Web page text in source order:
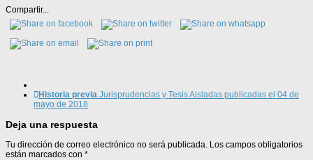
Compartir...
Historia previa Jurisprudencias y Tesis Aisladas publicadas el 04 de
mayo de 2018
Deja una respuesta
Tu dirección de correo electrónico no será publicada. Los campos obligatorios
están marcados con *